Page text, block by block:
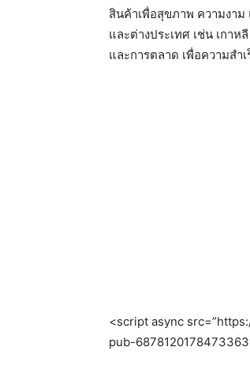
สินค้าเพื่อสุขภาพ ความงา
และต่างประเทศ เช่น เกา
และการตลาด เพื่อความสำ
<script async
pub-